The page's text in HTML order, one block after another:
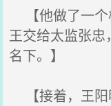
【他做了一个
王交给太监张
名下。】
【接着，王阳